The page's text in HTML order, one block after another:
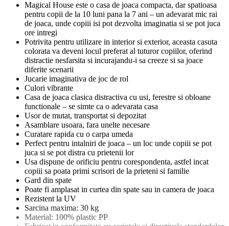
Magical House este o casa de joaca compacta, dar spatioasa
pentru copii de la 10 luni pana la 7 ani – un adevarat mic rai
de joaca, unde copiii isi pot dezvolta imaginatia si se pot juca
ore intregi
Potrivita pentru utilizare in interior si exterior, aceasta casuta
colorata va deveni locul preferat al tuturor copiilor, oferind
distractie nesfarsita si incurajandu-i sa creeze si sa joace
diferite scenarii
Jucarie imaginativa de joc de rol
Culori vibrante
Casa de joaca clasica distractiva cu usi, ferestre si obloane
functionale – se simte ca o adevarata casa
Usor de mutat, transportat si depozitat
Asamblare usoara, fara unelte necesare
Curatare rapida cu o carpa umeda
Perfect pentru intalniri de joaca – un loc unde copiii se pot
juca si se pot distra cu prietenii lor
Usa dispune de orificiu pentru corespondenta, astfel incat
copiii sa poata primi scrisori de la prieteni si familie
Gard din spate
Poate fi amplasat in curtea din spate sau in camera de joaca
Rezistent la UV
Sarcina maxima: 30 kg
Material: 100% plastic PP